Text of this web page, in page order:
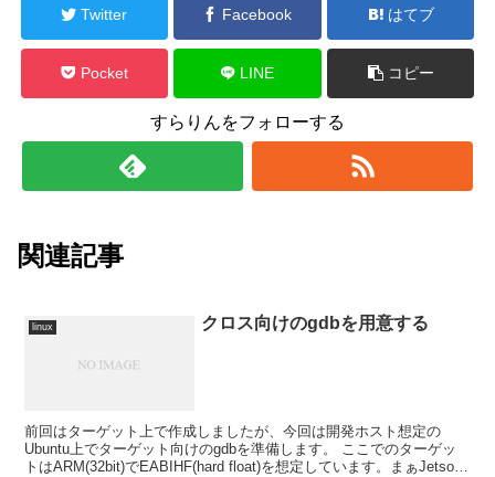
Twitter Facebook はてブ
Pocket LINE コピー
すらりんをフォローする
関連記事
linux クロス向けのgdbを用意する
前回はターゲット上で作成しましたが、今回は開発ホスト想定の
Ubuntu上でターゲット向けのgdbを準備します。 ここでのターゲッ
トはARM(32bit)でEABIHF(hard float)を想定しています。まぁJetson